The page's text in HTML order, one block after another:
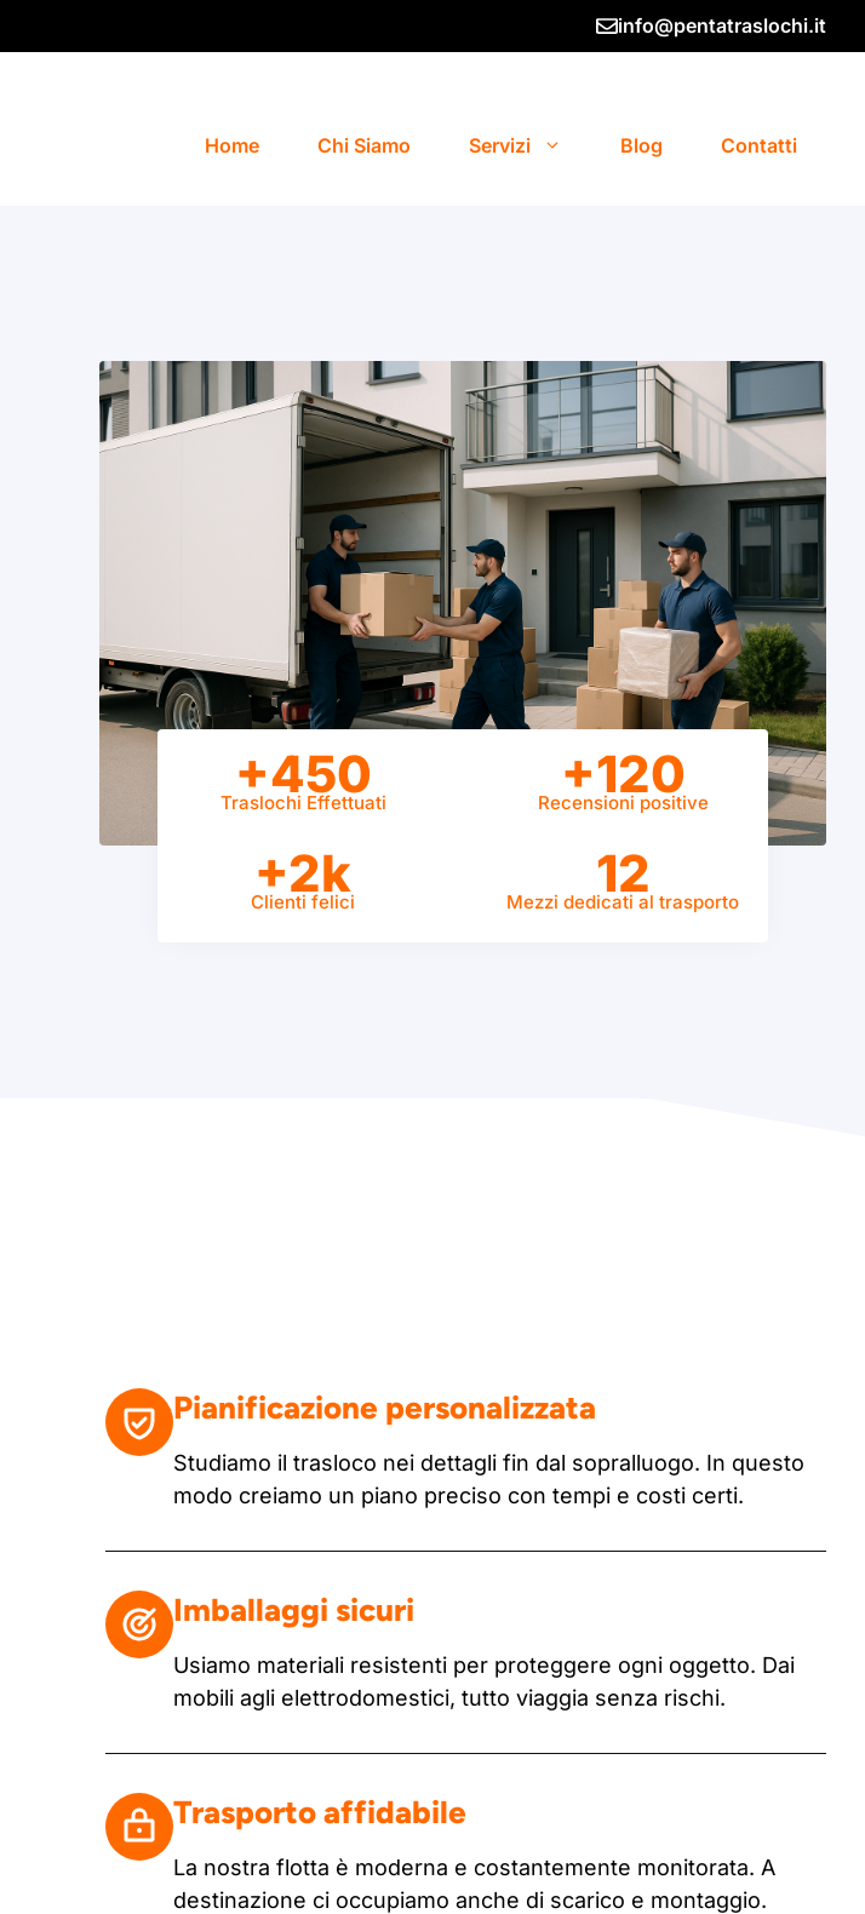
info@pentatraslochi.it
Home Chi Siamo Servizi Blog Contatti
+450
Traslochi Effettuati +120
Recensioni positive
+2k
Clienti felici 12
Mezzi dedicati al trasporto
Pianificazione personalizzata
Studiamo il trasloco nei dettagli fin dal sopralluogo. In questo
modo creiamo un piano preciso con tempi e costi certi.
Imballaggi sicuri
Usiamo materiali resistenti per proteggere ogni oggetto. Dai
mobili agli elettrodomestici, tutto viaggia senza rischi.
Trasporto affidabile
La nostra flotta è moderna e costantemente monitorata. A
destinazione ci occupiamo anche di scarico e montaggio.